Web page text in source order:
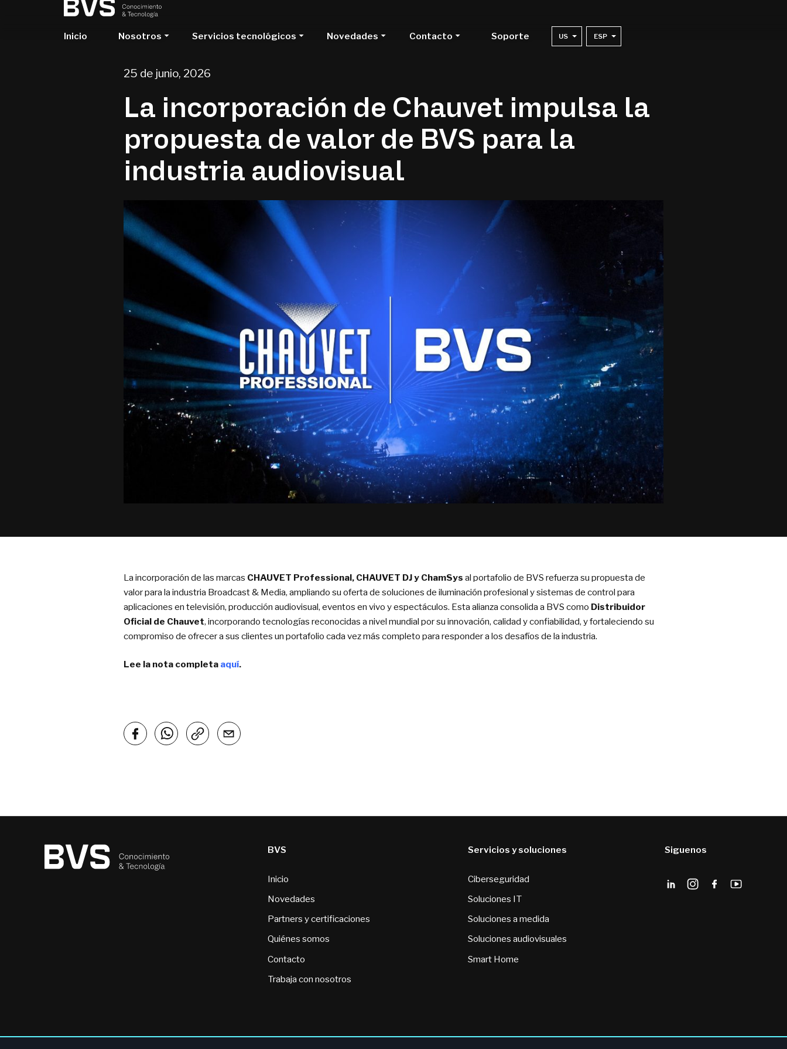
Inicio Nosotros Servicios tecnológicos Novedades Contacto Soporte US ESP
25 de junio, 2026
La incorporación de Chauvet impulsa la
propuesta de valor de BVS para la
industria audiovisual
La incorporación de las marcas CHAUVET Professional, CHAUVET DJ y ChamSys al portafolio de BVS refuerza su propuesta de
valor para la industria Broadcast & Media, ampliando su oferta de soluciones de iluminación profesional y sistemas de control para
aplicaciones en televisión, producción audiovisual, eventos en vivo y espectáculos. Esta alianza consolida a BVS como Distribuidor
Oficial de Chauvet, incorporando tecnologías reconocidas a nivel mundial por su innovación, calidad y confiabilidad, y fortaleciendo su
compromiso de ofrecer a sus clientes un portafolio cada vez más completo para responder a los desafíos de la industria.
Lee la nota completa aquí.
BVS
Inicio
Novedades
Partners y certificaciones
Quiénes somos
Contacto
Trabaja con nosotros
Servicios y soluciones
Ciberseguridad
Soluciones IT
Soluciones a medida
Soluciones audiovisuales
Smart Home
Siguenos